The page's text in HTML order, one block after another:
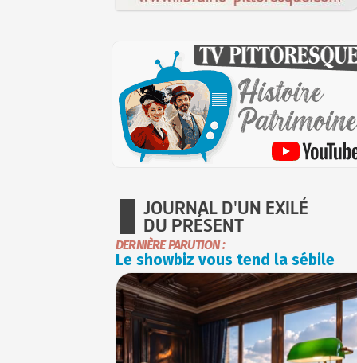
JOURNAL D'UN EXILÉ
DU PRÉSENT
DERNIÈRE PARUTION :
Le showbiz vous tend la sébile